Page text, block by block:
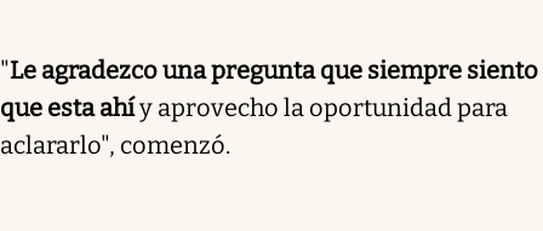
"Le agradezco una pregunta que siempre siento
que esta ahíy aprovecho la oportunidad para
aclararlo", comenzó.